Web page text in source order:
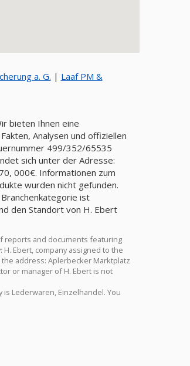
a. G. | Laaf PM &
bieten Ihnen eine
Analysen und offiziellen
499/352/65535
sich unter der Adresse:
000€. Informationen zum
wurden nicht gefunden.
ist
den Standort von H. Ebert
reports and documents featuring
Ebert, company assigned to the
the address: Aplerbecker Marktplatz
or manager of H. Ebert is not
is Lederwaren, Einzelhandel. You